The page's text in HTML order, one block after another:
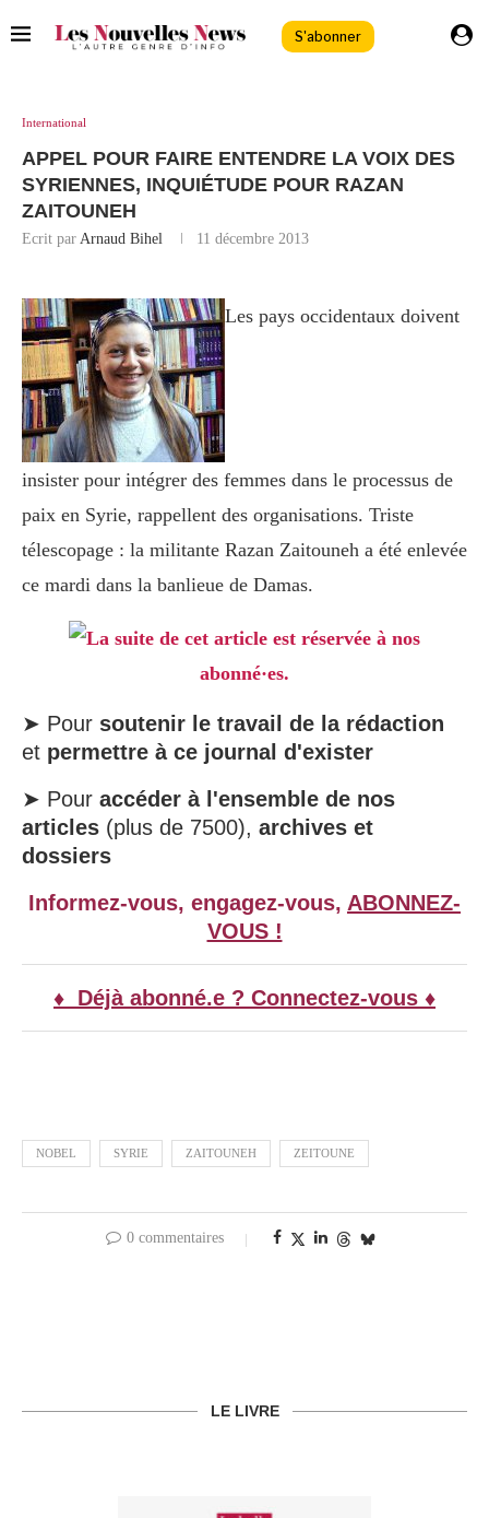
S'abonner
International
APPEL POUR FAIRE ENTENDRE LA VOIX DES
SYRIENNES, INQUIÉTUDE POUR RAZAN
ZAITOUNEH
Ecrit par Arnaud Bihel 11 décembre 2013
Les pays occidentaux doivent
insister pour intégrer des femmes dans le processus de
paix en Syrie, rappellent des organisations. Triste
télescopage : la militante Razan Zaitouneh a été enlevée
ce mardi dans la banlieue de Damas.
La suite de cet article est réservée à nos
abonné·es.
➤ Pour soutenir le travail de la rédaction
et permettre à ce journal d'exister
➤ Pour accéder à l'ensemble de nos
articles (plus de 7500), archives et
dossiers
Informez-vous, engagez-vous, ABONNEZ-
VOUS !
♦ Déjà abonné.e ? Connectez-vous ♦
NOBEL SYRIE ZAITOUNEH ZEITOUNE
0 commentaires
LE LIVRE